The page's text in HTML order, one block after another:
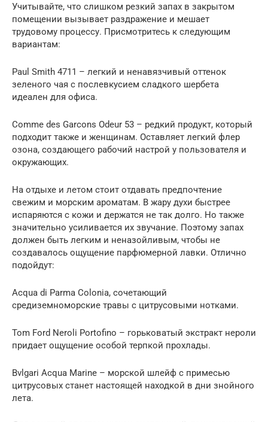
Учитывайте, что слишком резкий запах в закрытом
помещении вызывает раздражение и мешает
трудовому процессу. Присмотритесь к следующим
вариантам:
Paul Smith 4711 – легкий и ненавязчивый оттенок
зеленого чая с послевкусием сладкого шербета
идеален для офиса.
Comme des Garcons Odeur 53 – редкий продукт, который
подходит также и женщинам. Оставляет легкий флер
озона, создающего рабочий настрой у пользователя и
окружающих.
На отдыхе и летом стоит отдавать предпочтение
свежим и морским ароматам. В жару духи быстрее
испаряются с кожи и держатся не так долго. Но также
значительно усиливается их звучание. Поэтому запах
должен быть легким и неназойливым, чтобы не
создавалось ощущение парфюмерной лавки. Отлично
подойдут:
Acqua di Parma Colonia, сочетающий
средиземноморские травы с цитрусовыми нотками.
Tom Ford Neroli Portofino – горьковатый экстракт нероли
придает ощущение особой терпкой прохлады.
Bvlgari Acqua Marine – морской шлейф с примесью
цитрусовых станет настоящей находкой в дни знойного
лета.